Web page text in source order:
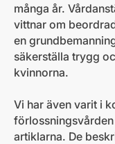
många år.
vittnar om
en
säkerställa trygg
kvinnorna.
Vi har även varit i
artiklarna. De